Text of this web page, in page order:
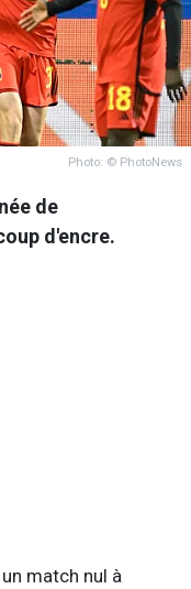
Photo: © PhotoNews
de
d'encre.
match nul à